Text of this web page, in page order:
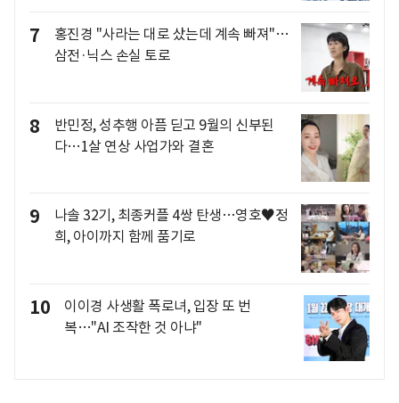
7
홍진경 "사라는 대로 샀는데 계속 빠져"…
삼전·닉스 손실 토로
8
반민정, 성추행 아픔 딛고 9월의 신부된
다…1살 연상 사업가와 결혼
9
나솔 32기, 최종커플 4쌍 탄생…영호♥정
희, 아이까지 함께 품기로
10
이이경 사생활 폭로녀, 입장 또 번
복…"AI 조작한 것 아냐"